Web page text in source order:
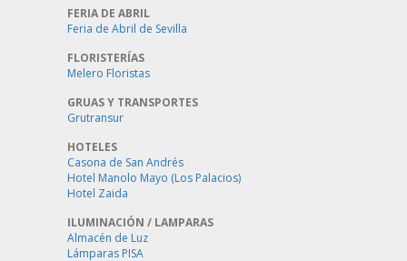
FERIA DE ABRIL
Feria de Abril de Sevilla
FLORISTERÍAS
Melero Floristas
GRUAS Y TRANSPORTES
Grutransur
HOTELES
Casona de San Andrés
Hotel Manolo Mayo (Los Palacios)
Hotel Zaida
ILUMINACIÓN / LAMPARAS
Almacén de Luz
Lámparas PISA